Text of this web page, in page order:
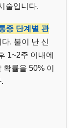
술입니다.
증 단계별 관
. 불이 난 신
1~2주 이내에
률을 50% 이